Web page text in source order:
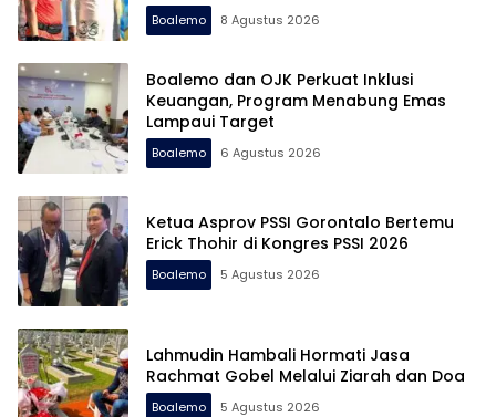
Boalemo 8 Agustus 2026
Boalemo dan OJK Perkuat Inklusi
Keuangan, Program Menabung Emas
Lampaui Target
Boalemo 6 Agustus 2026
Ketua Asprov PSSI Gorontalo Bertemu
Erick Thohir di Kongres PSSI 2026
Boalemo 5 Agustus 2026
Lahmudin Hambali Hormati Jasa
Rachmat Gobel Melalui Ziarah dan Doa
Boalemo 5 Agustus 2026